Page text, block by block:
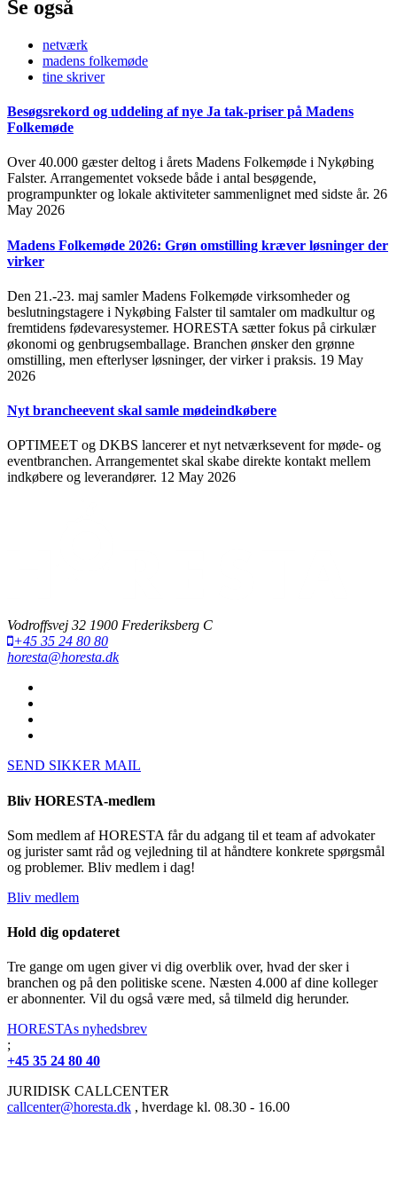
Se også
netværk
madens folkemøde
tine skriver
Besøgsrekord og uddeling af nye Ja tak-priser på Madens
Folkemøde
Over 40.000 gæster deltog i årets Madens Folkemøde i Nykøbing
Falster. Arrangementet voksede både i antal besøgende,
programpunkter og lokale aktiviteter sammenlignet med sidste år. 26
May 2026
Madens Folkemøde 2026: Grøn omstilling kræver løsninger der
virker
Den 21.-23. maj samler Madens Folkemøde virksomheder og
beslutningstagere i Nykøbing Falster til samtaler om madkultur og
fremtidens fødevaresystemer. HORESTA sætter fokus på cirkulær
økonomi og genbrugsemballage. Branchen ønsker den grønne
omstilling, men efterlyser løsninger, der virker i praksis. 19 May
2026
Nyt brancheevent skal samle mødeindkøbere
OPTIMEET og DKBS lancerer et nyt netværksevent for møde- og
eventbranchen. Arrangementet skal skabe direkte kontakt mellem
indkøbere og leverandører. 12 May 2026
Vodroffsvej 32 1900 Frederiksberg C
+45 35 24 80 80
horesta@horesta.dk
SEND SIKKER MAIL
Bliv HORESTA-medlem
Som medlem af HORESTA får du adgang til et team af advokater
og jurister samt råd og vejledning til at håndtere konkrete spørgsmål
og problemer. Bliv medlem i dag!
Bliv medlem
Hold dig opdateret
Tre gange om ugen giver vi dig overblik over, hvad der sker i
branchen og på den politiske scene. Næsten 4.000 af dine kolleger
er abonnenter. Vil du også være med, så tilmeld dig herunder.
HORESTAs nyhedsbrev
;
+45 35 24 80 40
JURIDISK CALLCENTER
callcenter@horesta.dk , hverdage kl. 08.30 - 16.00